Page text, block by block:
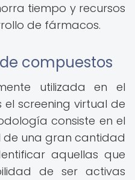
tiempo y recursos
de fármacos.
compuestos
utilizada en el
screening virtual de
consiste en el
una gran cantidad
aquellas que
de ser activas